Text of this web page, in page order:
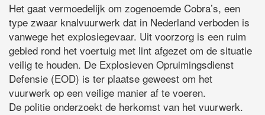
Het gaat vermoedelijk om zogenoemde Cobra’s, een
type zwaar knalvuurwerk dat in Nederland verboden is
vanwege het explosiegevaar. Uit voorzorg is een ruim
gebied rond het voertuig met lint afgezet om de situatie
veilig te houden. De Explosieven Opruimingsdienst
Defensie (EOD) is ter plaatse geweest om het
vuurwerk op een veilige manier af te voeren.
De politie onderzoekt de herkomst van het vuurwerk.